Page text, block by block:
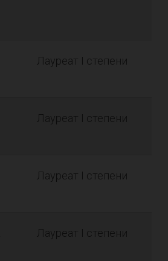
Лауреат I степени
Лауреат I степени
Лауреат I степени
Лауреат I степени